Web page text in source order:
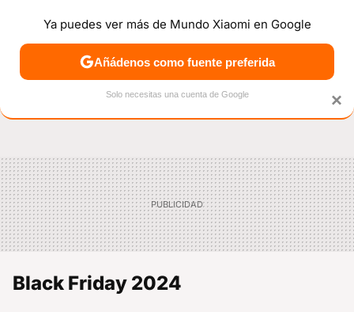
NOTICIAS MÓVILES TUTORIALES OFERTAS
Black Friday 2024
×
Ya puedes ver más de Mundo Xiaomi en Google
Añádenos como fuente preferida
Solo necesitas una cuenta de Google